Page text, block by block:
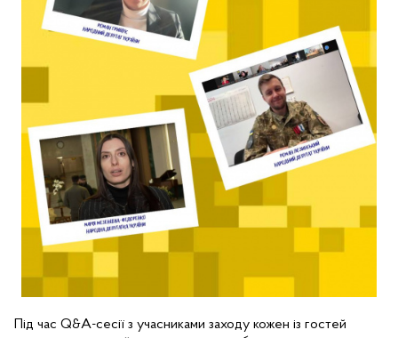
Під час Q&A-сесії з учасниками заходу кожен із гостей